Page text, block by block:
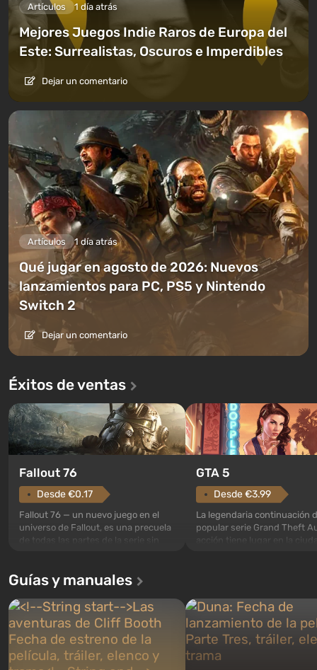
Artículos 1 día atrás
Mejores Juegos Indie Raros de Europa del
Este: Surrealistas, Oscuros e Imperdibles
Dejar un comentario
Artículos 1 día atrás
Qué jugar en agosto de 2026: Nuevos
lanzamientos para PC, PS5 y Nintendo
Switch 2
Dejar un comentario
Éxitos de ventas
Fallout 76
Desde €0.17
Fallout 76 — un nuevo juego en el
universo de Fallout, es una precuela
de todas las partes de la serie sin
construidos. Este, según la idea de
los especialistas de Vault-Tec, debe
abrirse primero después de que
caigan las bombas n...
GTA 5
Desde €3.99
La legendaria continuación
popular serie Grand Theft
acción tiene lugar en la
Trevor y Franklin, entre los
podrás cambi...
Guías y manuales